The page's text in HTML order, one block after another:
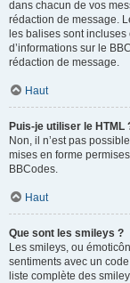
dans chacun de vos
rédaction de message.
les balises sont
d’informations sur le
rédaction de message.
Haut
Puis-je utiliser le HTML
Non, il n’est pas
mises en forme
BBCodes.
Haut
Que sont les smileys ?
Les smileys, ou
sentiments avec un
liste complète des